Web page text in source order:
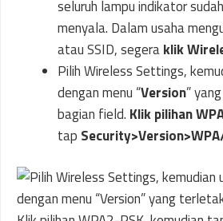
seluruh lampu indikator
menyala. Dalam usaha
atau SSID, segeraklik
Pilih Wireless Settings,
dengan menu “Version”
bagian field. Klik pilihan
tap